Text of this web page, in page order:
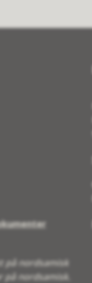
på nordsamisk
nordsamisk.